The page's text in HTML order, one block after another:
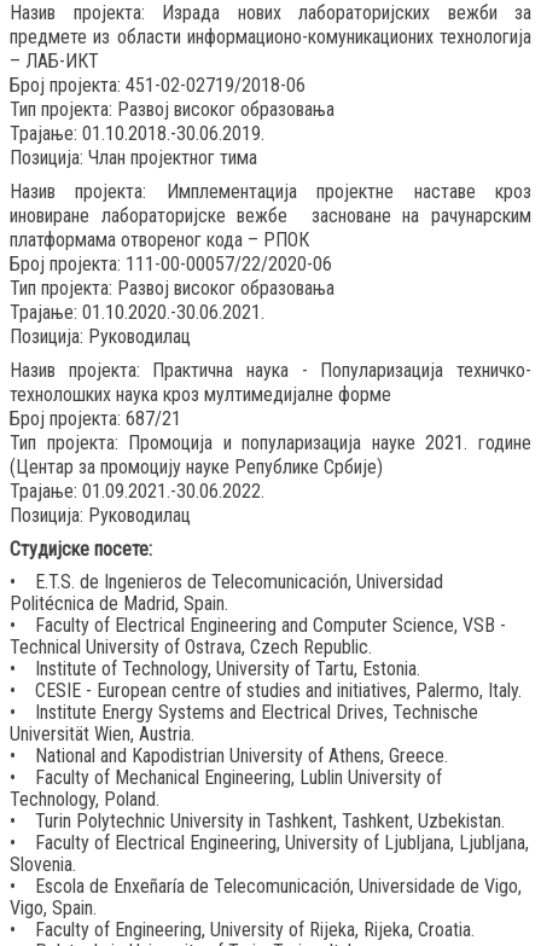
Назив пројекта: Израда нових лабораторијских вежби за
предмете из области информационо-комуникационих технологија
– ЛАБ-ИКТ
Број пројекта: 451-02-02719/2018-06
Тип пројекта: Развој високог образовања
Трајање: 01.10.2018.-30.06.2019.
Позиција: Члан пројектног тима
Назив пројекта: Имплементација пројектне наставе кроз
иновиране лабораторијске вежбе засноване на рачунарским
платформама отвореног кода – РПОК
Број пројекта: 111-00-00057/22/2020-06
Тип пројекта: Развој високог образовања
Трајање: 01.10.2020.-30.06.2021.
Позиција: Руководилац
Назив пројекта: Практична наука - Популаризација техничко-
технолошких наука кроз мултимедијалне форме
Број пројекта: 687/21
Тип пројекта: Промоција и популаризација науке 2021. године
(Центар за промоцију науке Републике Србије)
Трајање: 01.09.2021.-30.06.2022.
Позиција: Руководилац
Студијске посете:
• E.T.S. de Ingenieros de Telecomunicación, Universidad
Politécnica de Madrid, Spain.
• Faculty of Electrical Engineering and Computer Science, VSB -
Technical University of Ostrava, Czech Republic.
• Institute of Technology, University of Tartu, Estonia.
• CESIE - European centre of studies and initiatives, Palermo, Italy.
• Institute Energy Systems and Electrical Drives, Technische
Universität Wien, Austria.
• National and Kapodistrian University of Athens, Greece.
• Faculty of Mechanical Engineering, Lublin University of
Technology, Poland.
• Turin Polytechnic University in Tashkent, Tashkent, Uzbekistan.
• Faculty of Electrical Engineering, University of Ljubljana, Ljubljana,
Slovenia.
• Escola de Enxeñaría de Telecomunicación, Universidade de Vigo,
Vigo, Spain.
• Faculty of Engineering, University of Rijeka, Rijeka, Croatia.